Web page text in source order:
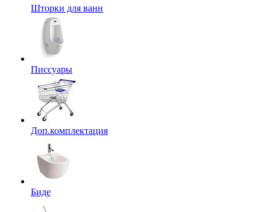
Шторки для ванн
Писсуары
Доп.комплектация
Биде